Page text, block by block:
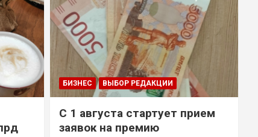
БИЗНЕС ВЫБОР РЕДАКЦИИ
С 1 августа стартует прием
заявок на премию